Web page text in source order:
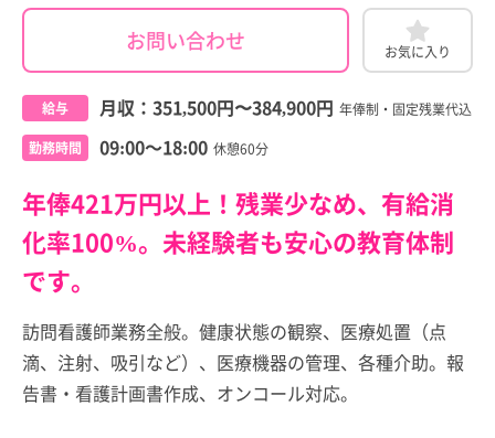
お問い合わせ お気に入り
給与 月収： 351,500円〜384,900円 年俸制・固定残業代込
勤務時間 09:00～18:00 休憩60分
年俸421万円以上！残業少なめ、有給消
化率100%。未経験者も安心の教育体制
です。
訪問看護師業務全般。健康状態の観察、医療処置（点
滴、注射、吸引など）、医療機器の管理、各種介助。報
告書・看護計画書作成、オンコール対応。